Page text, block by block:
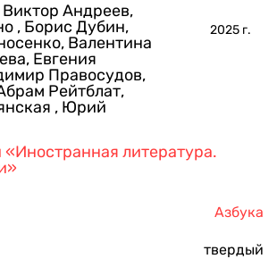
Виктор Андреев,
, Борис Дубин,
, Валентина
, Евгения
Правосудов,
Рейтблат,
, Юрий
2025 г.
«Иностранная литература.
Азбука
твердый